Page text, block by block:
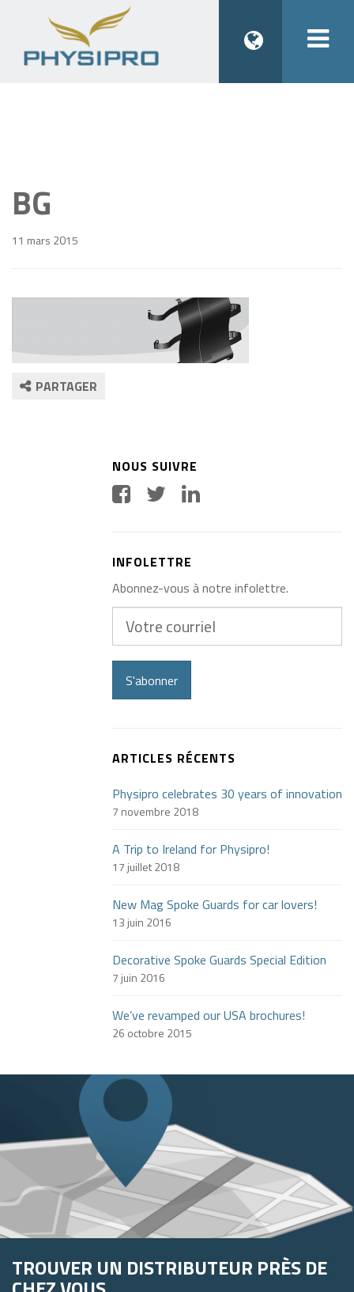
BG
11 mars 2015
PARTAGER
NOUS SUIVRE
INFOLETTRE
Abonnez-vous à notre infolettre.
courriel
S'abonner
ARTICLES RÉCENTS
Physipro celebrates 30 years of innovation
7 novembre 2018
A Trip to Ireland for Physipro!
17 juillet 2018
New Mag Spoke Guards for car lovers!
13 juin 2016
Decorative Spoke Guards Special Edition
7 juin 2016
We’ve revamped our USA brochures!
26 octobre 2015
TROUVER UN DISTRIBUTEUR PRÈS DE